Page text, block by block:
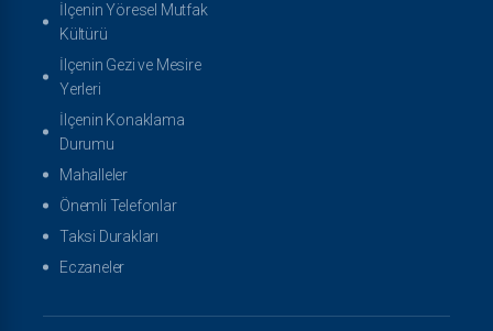
İlçenin Yöresel Mutfak
Kültürü
İlçenin Gezi ve Mesire
Yerleri
İlçenin Konaklama
Durumu
Mahalleler
Önemli Telefonlar
Taksi Durakları
Eczaneler